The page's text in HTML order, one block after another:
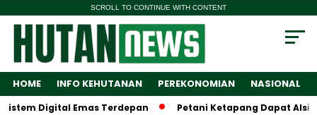
SCROLL TO CONTINUE WITH CONTENT
HOME INFO KEHUTANAN PEREKONOMIAN NASIONAL
Digital Emas Terdepan Petani Ketapang Dapat